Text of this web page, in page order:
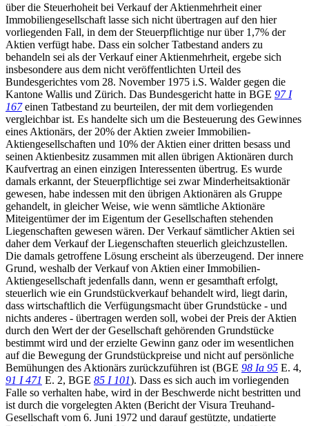
über die Steuerhoheit bei Verkauf der Aktienmehrheit einer
Immobiliengesellschaft lasse sich nicht übertragen auf den hier
vorliegenden Fall, in dem der Steuerpflichtige nur über 1,7% der
Aktien verfügt habe. Dass ein solcher Tatbestand anders zu
behandeln sei als der Verkauf einer Aktienmehrheit, ergebe sich
insbesondere aus dem nicht veröffentlichten Urteil des
Bundesgerichtes vom 28. November 1975 i.S. Walder gegen die
Kantone Wallis und Zürich. Das Bundesgericht hatte in BGE 97 I
167einen Tatbestand zu beurteilen, der mit dem vorliegenden
vergleichbar ist. Es handelte sich um die Besteuerung des Gewinnes
eines Aktionärs, der 20% der Aktien zweier Immobilien-
Aktiengesellschaften und 10% der Aktien einer dritten besass und
seinen Aktienbesitz zusammen mit allen übrigen Aktionären durch
Kaufvertrag an einen einzigen Interessenten übertrug. Es wurde
damals erkannt, der Steuerpflichtige sei zwar Minderheitsaktionär
gewesen, habe indessen mit den übrigen Aktionären als Gruppe
gehandelt, in gleicher Weise, wie wenn sämtliche Aktionäre
Miteigentümer der im Eigentum der Gesellschaften stehenden
Liegenschaften gewesen wären. Der Verkauf sämtlicher Aktien sei
daher dem Verkauf der Liegenschaften steuerlich gleichzustellen.
Die damals getroffene Lösung erscheint als überzeugend. Der innere
Grund, weshalb der Verkauf von Aktien einer Immobilien-
Aktiengesellschaft jedenfalls dann, wenn er gesamthaft erfolgt,
steuerlich wie ein Grundstückverkauf behandelt wird, liegt darin,
dass wirtschaftlich die Verfügungsmacht über Grundstücke - und
nichts anderes - übertragen werden soll, wobei der Preis der Aktien
durch den Wert der der Gesellschaft gehörenden Grundstücke
bestimmt wird und der erzielte Gewinn ganz oder im wesentlichen
auf die Bewegung der Grundstückpreise und nicht auf persönliche
Bemühungen des Aktionärs zurückzuführen ist (BGE 98 Ia 95 E. 4,
91 I 471 E. 2, BGE 85 I 101). Dass es sich auch im vorliegenden
Falle so verhalten habe, wird in der Beschwerde nicht bestritten und
ist durch die vorgelegten Akten (Bericht der Visura Treuhand-
Gesellschaft vom 6. Juni 1972 und darauf gestützte, undatierte